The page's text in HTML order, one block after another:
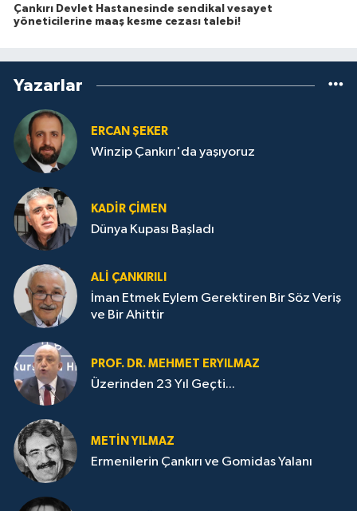
Çankırı Devlet Hastanesinde sendikal vesayet
yöneticilerine maaş kesme cezası talebi!
Yazarlar
ERCAN ŞEKER
Winzip Çankırı'da yaşıyoruz
KADIR ÇIMEN
Dünya Kupası Başladı
ALI ÇANKIRILI
İman Etmek Eylem Gerektiren Bir Söz Veriş
ve Bir Ahittir
PROF. DR. MEHMET ERYILMAZ
Üzerinden 23 Yıl Geçti...
METIN YILMAZ
Ermenilerin Çankırı ve Gomidas Yalanı